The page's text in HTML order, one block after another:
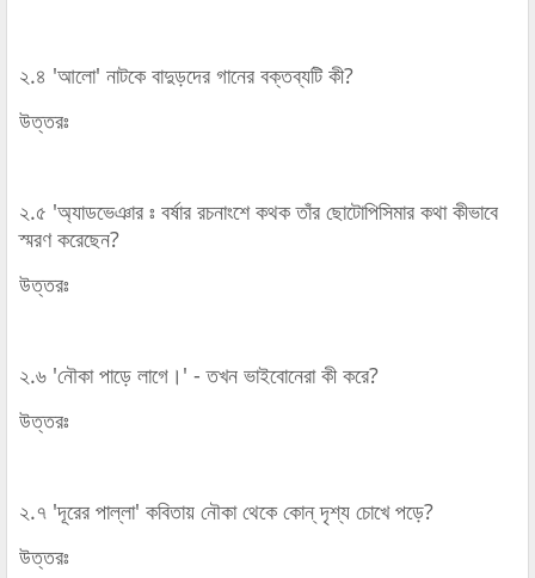
২.৪ 'আলো' নাটকে বাদুড়দের গানের বক্তব্যটি কী?
উত্তরঃ
২.৫ 'অ্যাডভেঞার ঃ বর্ষার রচনাংশে কথক তাঁর ছোটোপিসিমার কথা কীভাবে
স্মরণ করেছেন?
উত্তরঃ
২.৬ 'নৌকা পাড়ে লাগে।' - তখন ভাইবোনেরা কী করে?
উত্তরঃ
২.৭ 'দূরের পাল্লা' কবিতায় নৌকা থেকে কোন্‌ দৃশ্য চোখে পড়ে?
উত্তরঃ